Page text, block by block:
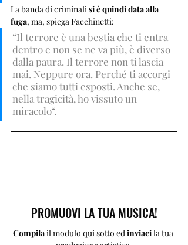
La banda di criminali si è quindi data alla
fuga, ma, spiega Facchinetti:
“Il terrore è una bestia che ti entra
dentro e non se ne va più, è diverso
dalla paura. Il terrore non ti lascia
mai. Neppure ora. Perché ti accorgi
che siamo tutti esposti. Anche se,
nella tragicità, ho vissuto un
miracolo“.
PROMUOVI LA TUA MUSICA!
Compila il modulo qui sotto ed inviaci la tua